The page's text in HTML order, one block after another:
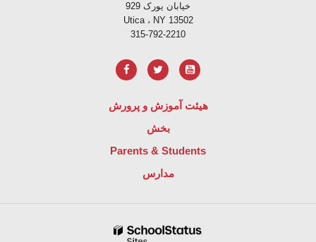
خیابان یورک 929
Utica ، NY 13502
315-792-2210
هیئت آموزش و پرورش
بخش
Parents & Students
مدارس